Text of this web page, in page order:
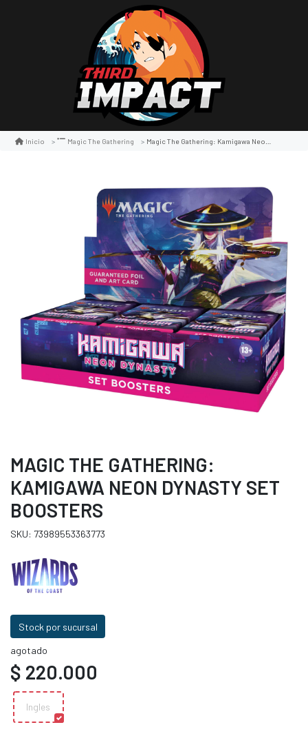
Inicio Magic The Gathering Magic The Gathering: Kamigawa Neon Dynasty Set Boosters
MAGIC THE GATHERING:
KAMIGAWA NEON DYNASTY SET
BOOSTERS
SKU: 73989553363773
Stock por sucursal
agotado
$ 220.000
Ingles